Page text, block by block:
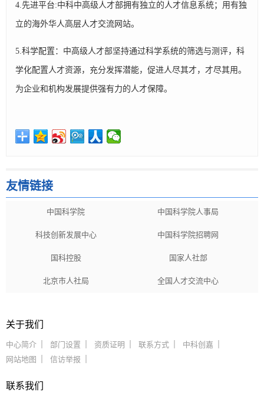
4.先进平台:中科中高级人才部拥有独立的人才信息系统；用有独
立的海外华人高层人才交流网站。
5.科学配置：中高级人才部坚持通过科学系统的筛选与测评，科
学化配置人才资源，充分发挥潜能，促进人尽其才，才尽其用。
为企业和机构发展提供强有力的人才保障。
友情链接
中国科学院 中国科学院人事局
科技创新发展中心 中国科学院招聘网
国科控股 国家人社部
北京市人社局 全国人才交流中心
关于我们
中心简介 部门设置 资质证明 联系方式
中科创嘉
网站地图
信访举报
联系我们